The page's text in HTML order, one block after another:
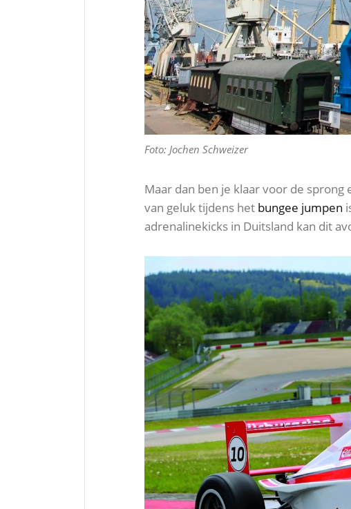
Foto: Jochen Schweizer
Maar dan ben je klaar voor de
van geluk tijdens het bungee jumpen
adrenalinekicks in Duitsland kan dit